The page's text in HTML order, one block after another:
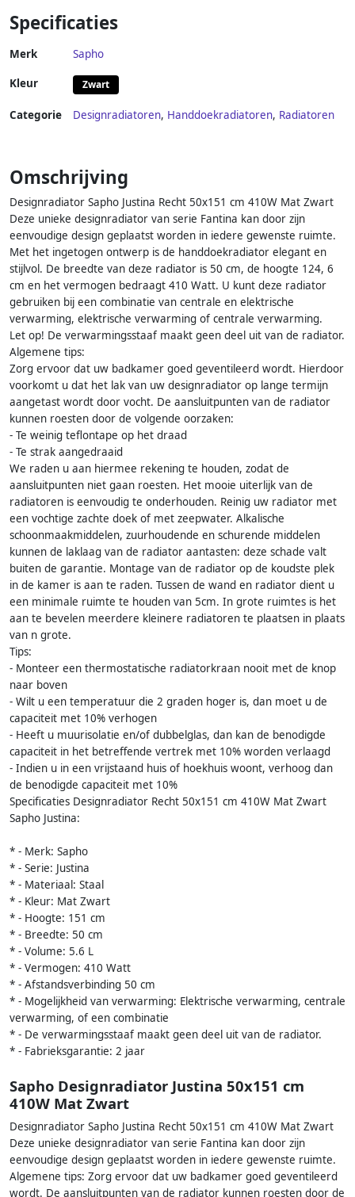
Specificaties
Merk Sapho
Kleur Zwart
Categorie Designradiatoren, Handdoekradiatoren, Radiatoren
Omschrijving
Designradiator Sapho Justina Recht 50x151 cm 410W Mat Zwart
Deze unieke designradiator van serie Fantina kan door zijn
eenvoudige design geplaatst worden in iedere gewenste ruimte.
Met het ingetogen ontwerp is de handdoekradiator elegant en
stijlvol. De breedte van deze radiator is 50 cm, de hoogte 124, 6
cm en het vermogen bedraagt 410 Watt. U kunt deze radiator
gebruiken bij een combinatie van centrale en elektrische
verwarming, elektrische verwarming of centrale verwarming.
Let op! De verwarmingsstaaf maakt geen deel uit van de radiator.
Algemene tips:
Zorg ervoor dat uw badkamer goed geventileerd wordt. Hierdoor
voorkomt u dat het lak van uw designradiator op lange termijn
aangetast wordt door vocht. De aansluitpunten van de radiator
kunnen roesten door de volgende oorzaken:
- Te weinig teflontape op het draad
- Te strak aangedraaid
We raden u aan hiermee rekening te houden, zodat de
aansluitpunten niet gaan roesten. Het mooie uiterlijk van de
radiatoren is eenvoudig te onderhouden. Reinig uw radiator met
een vochtige zachte doek of met zeepwater. Alkalische
schoonmaakmiddelen, zuurhoudende en schurende middelen
kunnen de laklaag van de radiator aantasten: deze schade valt
buiten de garantie. Montage van de radiator op de koudste plek
in de kamer is aan te raden. Tussen de wand en radiator dient u
een minimale ruimte te houden van 5cm. In grote ruimtes is het
aan te bevelen meerdere kleinere radiatoren te plaatsen in plaats
van n grote.
Tips:
- Monteer een thermostatische radiatorkraan nooit met de knop
naar boven
- Wilt u een temperatuur die 2 graden hoger is, dan moet u de
capaciteit met 10% verhogen
- Heeft u muurisolatie en/of dubbelglas, dan kan de benodigde
capaciteit in het betreffende vertrek met 10% worden verlaagd
- Indien u in een vrijstaand huis of hoekhuis woont, verhoog dan
de benodigde capaciteit met 10%
Specificaties Designradiator Recht 50x151 cm 410W Mat Zwart
Sapho Justina:
* - Merk: Sapho
* - Serie: Justina
* - Materiaal: Staal
* - Kleur: Mat Zwart
* - Hoogte: 151 cm
* - Breedte: 50 cm
* - Volume: 5.6 L
* - Vermogen: 410 Watt
* - Afstandsverbinding 50 cm
* - Mogelijkheid van verwarming: Elektrische verwarming, centrale
verwarming, of een combinatie
* - De verwarmingsstaaf maakt geen deel uit van de radiator.
* - Fabrieksgarantie: 2 jaar
Sapho Designradiator Justina 50x151 cm
410W Mat Zwart
Designradiator Sapho Justina Recht 50x151 cm 410W Mat Zwart
Deze unieke designradiator van serie Fantina kan door zijn
eenvoudige design geplaatst worden in iedere gewenste ruimte.
Algemene tips: Zorg ervoor dat uw badkamer goed geventileerd
wordt. De aansluitpunten van de radiator kunnen roesten door de